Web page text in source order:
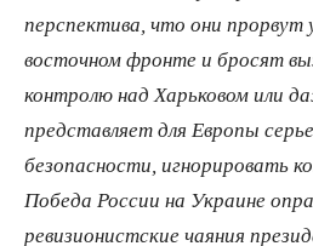
перспектива, что они прорвут
восточном фронте и бросят
контролю над Харьковом или
представляет для Европы
безопасности, игнорировать
Победа России на Украине
ревизионистские чаяния